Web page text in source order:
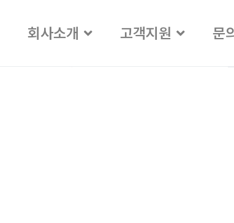
회사소개 고객지원 문